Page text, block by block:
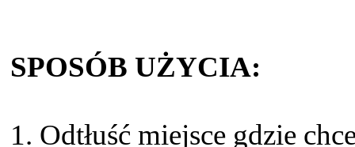
SPOSÓB UŻYCIA:
1. Odtłuść miejsce gdzie